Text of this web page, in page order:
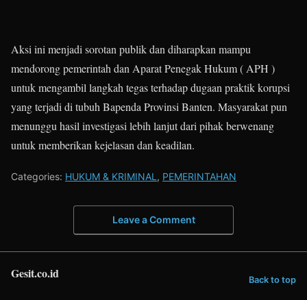
Aksi ini menjadi sorotan publik dan diharapkan mampu
mendorong pemerintah dan Aparat Penegak Hukum ( APH )
untuk mengambil langkah tegas terhadap dugaan praktik korupsi
yang terjadi di tubuh Bapenda Provinsi Banten. Masyarakat pun
menunggu hasil investigasi lebih lanjut dari pihak berwenang
untuk memberikan kejelasan dan keadilan.
Categories: HUKUM & KRIMINAL , PEMERINTAHAN
Leave a Comment
Gesit.co.id Back to top